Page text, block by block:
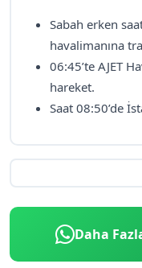
Sabah erken
havalimanına
06:45’te AJET
hareket.
Saat 08:50’de
Daha